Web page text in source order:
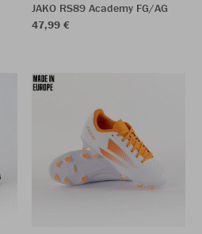
JAKO RS89 Academy FG/AG
47,99 €